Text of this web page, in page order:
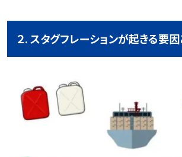
２. スタグフレーションが起きる要因